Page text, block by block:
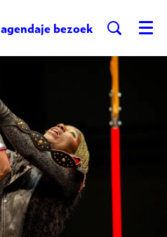
agendaje bezoek Menu